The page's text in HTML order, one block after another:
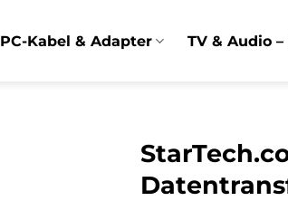
PC-Kabel & Adapter TV & Audio